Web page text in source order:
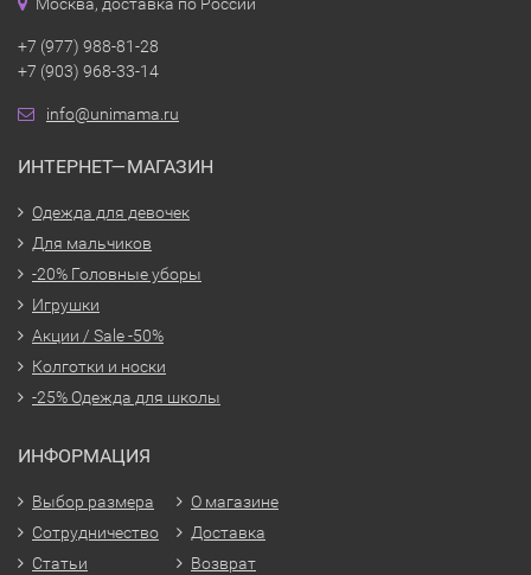
+7 (977) 988-81-28
+7 (903) 968-33-14
info@unimama.ru
ИНТЕРНЕТ—МАГАЗИН
Одежда для девочек
Для мальчиков
-20% Головные уборы
Игрушки
Акции / Sale -50%
Колготки и носки
-25% Одежда для школы
ИНФОРМАЦИЯ
Выбор размера
Сотрудничество
Статьи
О магазине
Доставка
Возврат